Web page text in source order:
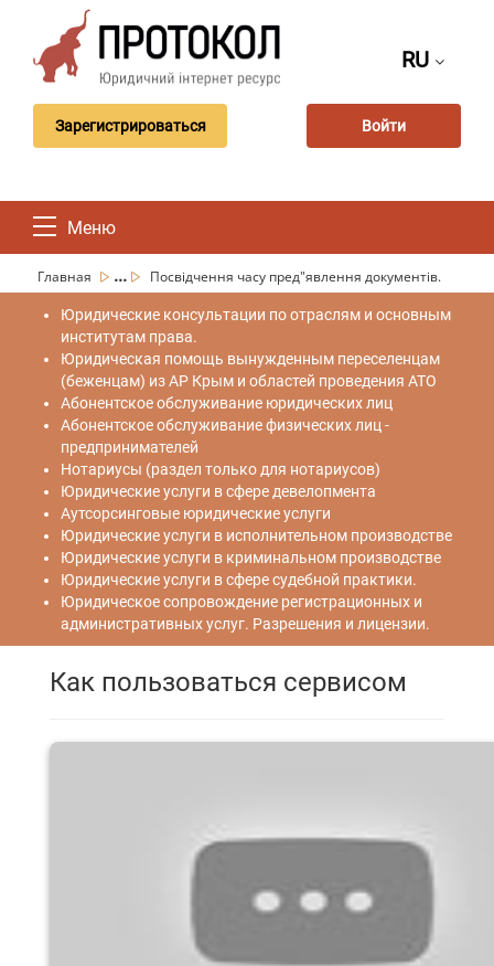
RU
Зарегистрироваться Войти
Меню
Главная ... Посвідчення часу пред"явлення документів.
Юридические консультации по отраслям и основным
институтам права.
Юридическая помощь вынужденным переселенцам
(беженцам) из АР Крым и областей проведения АТО
Абонентское обслуживание юридических лиц
Абонентское обслуживание физических лиц -
предпринимателей
Нотариусы (раздел только для нотариусов)
Юридические услуги в сфере девелопмента
Аутсорсинговые юридические услуги
Юридические услуги в исполнительном производстве
Юридические услуги в криминальном производстве
Юридические услуги в сфере судебной практики.
Юридическое сопровождение регистрационных и
административных услуг. Разрешения и лицензии.
Как пользоваться сервисом